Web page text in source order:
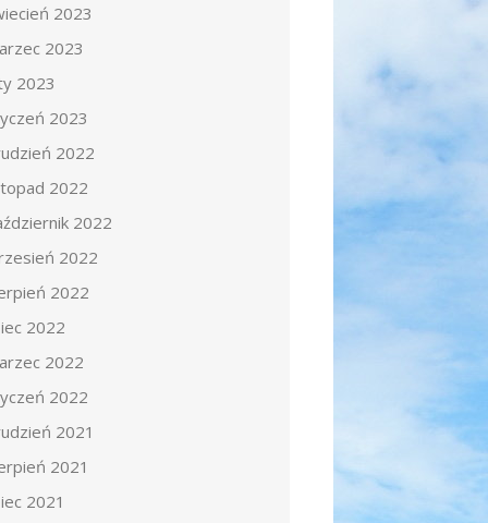
2023
2023
2023
2023
2022
2022
2022
2022
2022
2022
2022
2022
2021
2021
2021